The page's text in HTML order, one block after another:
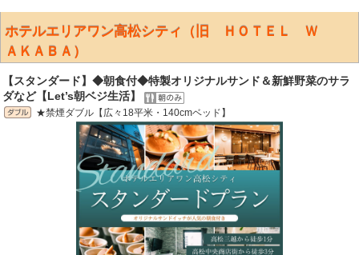
ホテルエリアワン高松シティ（旧 ＨＯＴＥＬ Ｗ
ＡＫＡＢＡ）
【スタンダード】◆朝食付◆特製オリジナルサンド＆新鮮野菜のサラ
ダなど【Let’s朝ベジ生活】
★禁煙ダブル【広々18平米・140cmベッド】